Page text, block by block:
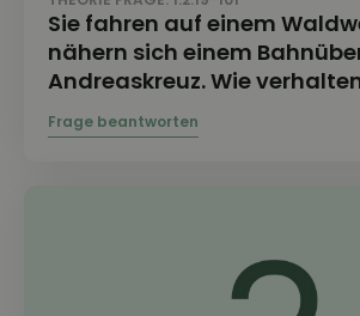
Sie fahren auf einem
nähern sich einem
Andreaskreuz. Wie